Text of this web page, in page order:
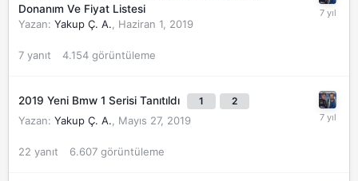
Donanım Ve Fiyat Listesi
Yazan: Yakup Ç. A. Haziran 1, 2019
7 yanıt 4.154 görüntüleme
2019 Yeni Bmw 1 Serisi Tanıtıldı 1 2
Yazan: Yakup Ç. A. Mayıs 27, 2019
22 yanıt 6.607 görüntüleme